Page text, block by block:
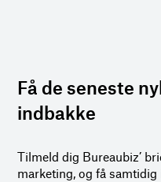
Få de seneste
indbakke
Tilmeld dig Bureaubiz’
marketing, og få